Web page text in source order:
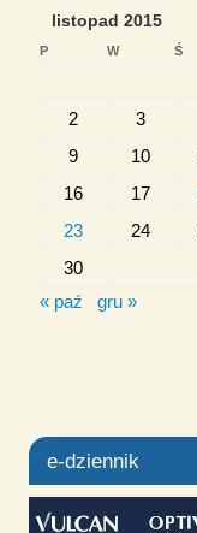
listopad 2015
P W Ś
2
3
9
10
16
17
23
24
30
« paź
gru »
e-dziennik